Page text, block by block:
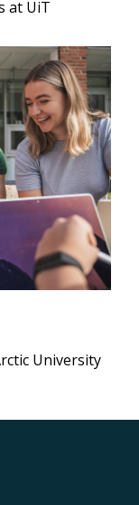
at UiT
University